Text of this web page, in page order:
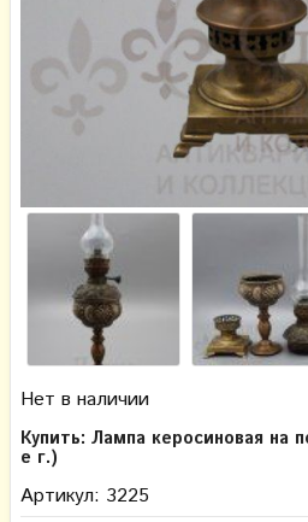
Нет в наличии
Купить: Лампа керосиновая на
е г.)
Артикул: 3225